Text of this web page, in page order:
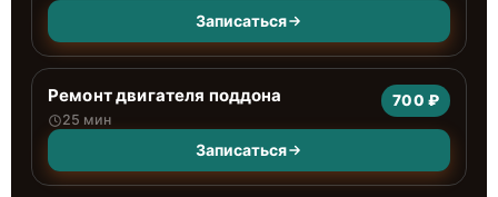
Записаться
Ремонт двигателя поддона
25 мин
700 ₽
Записаться